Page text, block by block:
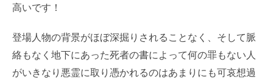
高いです！
登場人物の背景がほぼ深掘りされることなく、そして脈
絡もなく地下にあった死者の書によって何の罪もない人
がいきなり悪霊に取り憑かれるのはあまりにも可哀想過